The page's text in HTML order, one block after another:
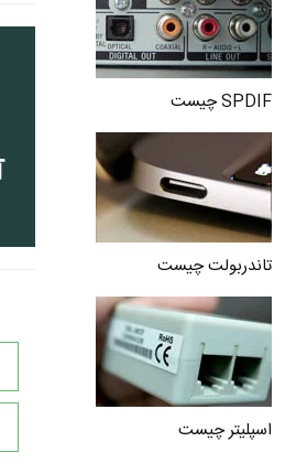
SPDIF چیست
تاندربولت چیست
اسپلیتر چیست